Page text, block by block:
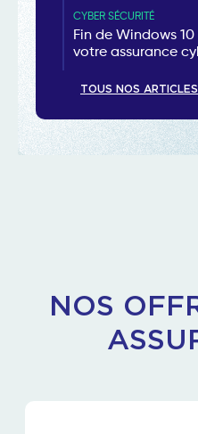
CYBER SÉCURITÉ
Fin de Windows
votre assurance
TOUS NOS ARTICLES
NOS